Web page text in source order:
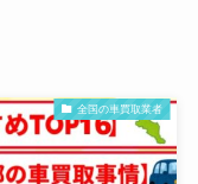
全国の車買取業者